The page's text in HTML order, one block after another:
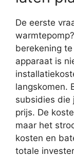
De eerste
berekening
apparaat is
langskomen.
subsidies die
prijs. De
maar het
kosten en
totale